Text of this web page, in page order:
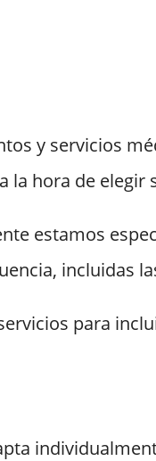
y servicios
la hora de elegir
estamos
incluidas
para